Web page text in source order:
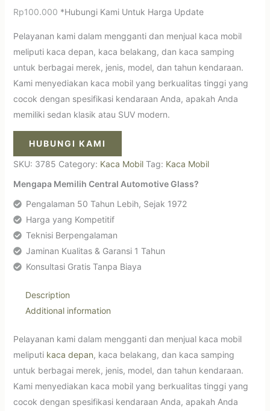
Rp100.000 *Hubungi Kami Untuk Harga Update
Pelayanan kami dalam mengganti dan menjual kaca mobil
meliputi kaca depan, kaca belakang, dan kaca samping
untuk berbagai merek, jenis, model, dan tahun kendaraan.
Kami menyediakan kaca mobil yang berkualitas tinggi yang
cocok dengan spesifikasi kendaraan Anda, apakah Anda
memiliki sedan klasik atau SUV modern.
HUBUNGI KAMI
SKU: 3785 Category: Kaca Mobil Tag: Kaca Mobil
Mengapa Memilih Central Automotive Glass?
Pengalaman 50 Tahun Lebih, Sejak 1972
Harga yang Kompetitif
Teknisi Berpengalaman
Jaminan Kualitas & Garansi 1 Tahun
Konsultasi Gratis Tanpa Biaya
Description
Additional information
Pelayanan kami dalam mengganti dan menjual kaca mobil
meliputi kaca depan, kaca belakang, dan kaca samping
untuk berbagai merek, jenis, model, dan tahun kendaraan.
Kami menyediakan kaca mobil yang berkualitas tinggi yang
cocok dengan spesifikasi kendaraan Anda, apakah Anda